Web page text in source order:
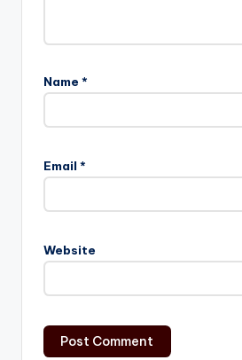
Name *
Email *
Website